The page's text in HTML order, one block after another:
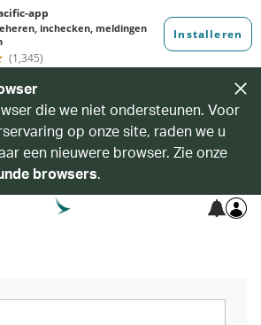
die we niet ondersteunen. Voor
op onze site, raden we u
een nieuwere browser. Zie onze
browsers.